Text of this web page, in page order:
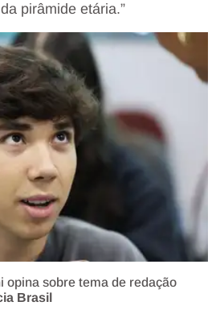
pirâmide etária.”
opina sobre tema de redação
Brasil